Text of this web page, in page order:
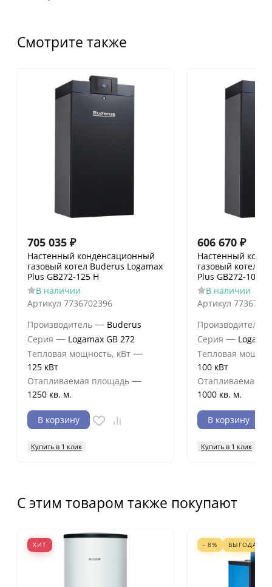
Смотрите также
705 035 ₽
Настенный конденсационный
газовый котел Buderus Logamax
Plus GB272-125 H
В наличии
Артикул 7736702396
Производитель — Buderus
Серия — Logamax GB 272
Тепловая мощность, кВт —
125 кВт
Отапливаемая площадь —
1250 кв. м.
В корзину
Купить в 1 клик
606 670 ₽
Настенный
газовый котел
Plus GB272-100 H
В наличии
Артикул
Производитель
Серия —
Тепловая
100 кВт
Отапливаемая
1000 кв. м.
В корзину
Купить в 1 клик
С этим товаром также покупают
ХИТ - 8% ВЫГОДА